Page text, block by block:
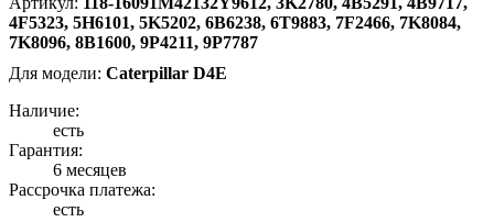
4F5323, 5H6101, 5K5202, 6B6238, 6T9883, 7F2466, 7K8084,
7K8096, 8B1600, 9P4211, 9P7787
Для модели: Caterpillar D4E
Наличие:
есть
Гарантия:
6 месяцев
Рассрочка платежа:
есть